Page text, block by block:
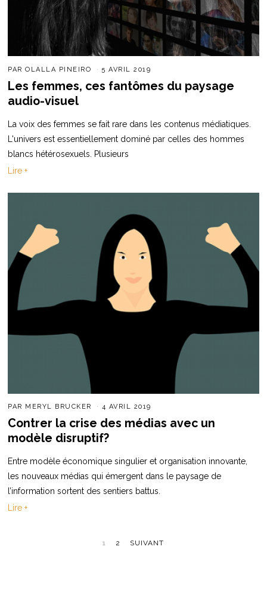
PAROLALLA PINEIRO 5 AVRIL 2019
Les femmes, ces fantômes du paysage
audio-visuel
La voix des femmes se fait rare dans les contenus médiatiques.
L'univers est essentiellement dominé par celles des hommes
blancs hétérosexuels. Plusieurs
Lire +
PAR MERYL BRUCKER 4 AVRIL 2019
Contrer la crise des médias avec un
modèle disruptif?
Entre modèle économique singulier et organisation innovante,
les nouveaux médias qui émergent dans le paysage de
l’information sortent des sentiers battus.
Lire +
1 2 SUIVANT